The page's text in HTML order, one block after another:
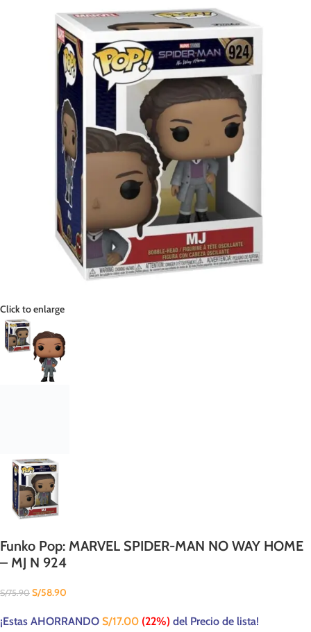
Click to enlarge
Funko Pop: MARVEL SPIDER-MAN NO WAY HOME
– MJ N 924
S/75.90 S/58.90
¡Estas AHORRANDO S/17.00 (22%) del Precio de lista!